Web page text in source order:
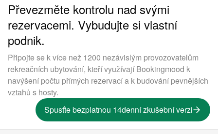
Převezměte kontrolu nad svými
rezervacemi. Vybudujte si vlastní
podnik.
Připojte se k více než 1200 nezávislým provozovatelům
rekreačních ubytování, kteří využívají Bookingmood k
navýšení počtu přímých rezervací a k budování pevnějších
vztahů s hosty.
Spusťte bezplatnou 14denní zkušební verzi